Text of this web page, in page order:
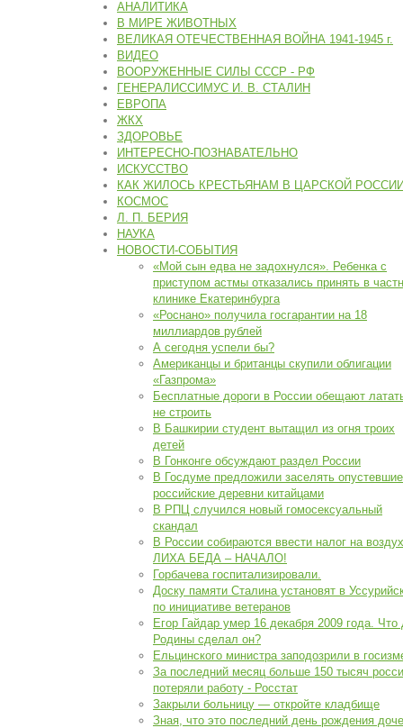
АНАЛИТИКА
В МИРЕ ЖИВОТНЫХ
ВЕЛИКАЯ ОТЕЧЕСТВЕННАЯ ВОЙНА 1941-1945 г.
ВИДЕО
ВООРУЖЕННЫЕ СИЛЫ СССР - РФ
ГЕНЕРАЛИССИМУС И. В. СТАЛИН
ЕВРОПА
ЖКХ
ЗДОРОВЬЕ
ИНТЕРЕСНО-ПОЗНАВАТЕЛЬНО
ИСКУССТВО
КАК ЖИЛОСЬ КРЕСТЬЯНАМ В ЦАРСКОЙ
КОСМОС
Л. П. БЕРИЯ
НАУКА
НОВОСТИ-СОБЫТИЯ
«Мой сын едва не задохнулся». Ребенка с
приступом астмы отказались принять в
клинике Екатеринбурга
«Роснано» получила госгарантии на 18
миллиардов рублей
А сегодня успели бы?
Американцы и британцы скупили облигации
«Газпрома»
Бесплатные дороги в России обещают
не строить
В Башкирии студент вытащил из огня троих
детей
В Гонконге обсуждают раздел России
В Госдуме предложили заселять опустевшие
российские деревни китайцами
В РПЦ случился новый гомосексуальный
скандал
В России собираются ввести налог на
ЛИХА БЕДА – НАЧАЛО!
Горбачева госпитализировали.
Доску памяти Сталина установят в
по инициативе ветеранов
Егор Гайдар умер 16 декабря 2009 года. Что
Родины сделал он?
Ельцинского министра заподозрили в
За последний месяц больше 150 тысяч
потеряли работу - Росстат
Закрыли больницу — откройте кладбище
Зная, что это последний день рождения